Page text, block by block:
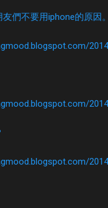
們不要用iphone的原因。